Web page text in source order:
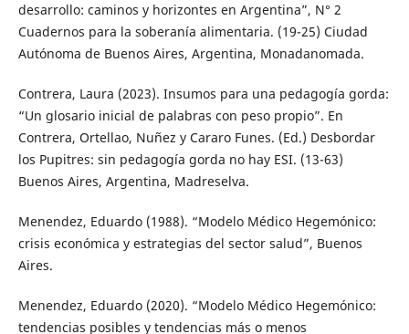
desarrollo: caminos y horizontes en Argentina”, N° 2
Cuadernos para la soberanía alimentaria. (19-25) Ciudad
Autónoma de Buenos Aires, Argentina, Monadanomada.
Contrera, Laura (2023). Insumos para una pedagogía gorda:
“Un glosario inicial de palabras con peso propio”. En
Contrera, Ortellao, Nuñez y Cararo Funes. (Ed.) Desbordar
los Pupitres: sin pedagogía gorda no hay ESI. (13-63)
Buenos Aires, Argentina, Madreselva.
Menendez, Eduardo (1988). “Modelo Médico Hegemónico:
crisis económica y estrategias del sector salud”, Buenos
Aires.
Menendez, Eduardo (2020). “Modelo Médico Hegemónico:
tendencias posibles y tendencias más o menos